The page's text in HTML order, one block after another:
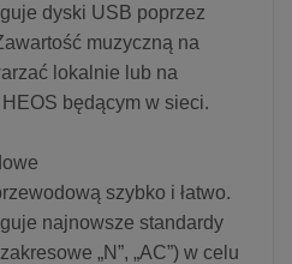
dyski USB poprzez
muzyczną na
lokalnie lub na
będącym w sieci.
szybko i łatwo.
najnowsze standardy
„N”, „AC”) w celu